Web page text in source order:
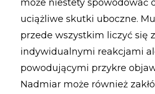
może niestety spowodować
uciążliwe skutki uboczne.
przede wszystkim liczyć się z
indywidualnymi reakcjami
powodującymi przykre
Nadmiar może również